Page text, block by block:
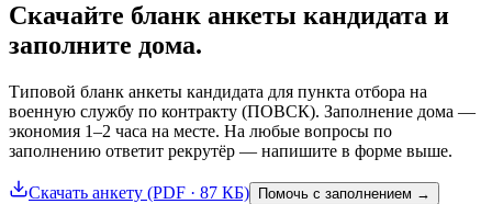
Скачайте бланк анкеты кандидата и
заполните дома.
Типовой бланк анкеты кандидата для пункта отбора на
военную службу по контракту (ПОВСК). Заполнение дома —
экономия 1–2 часа на месте. На любые вопросы по
заполнению ответит рекрутёр — напишите в форме выше.
Скачать анкету (PDF · 87 КБ) Помочь с заполнением →